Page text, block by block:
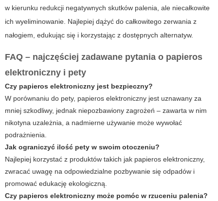
w kierunku redukcji negatywnych skutków palenia, ale niecałkowite
ich wyeliminowanie. Najlepiej dążyć do całkowitego zerwania z
nałogiem, edukując się i korzystając z dostępnych alternatyw.
FAQ – najczęściej zadawane pytania o papieros
elektroniczny i pety
Czy papieros elektroniczny jest bezpieczny?
W porównaniu do pety, papieros elektroniczny jest uznawany za
mniej szkodliwy, jednak niepozbawiony zagrożeń – zawarta w nim
nikotyna uzależnia, a nadmierne używanie może wywołać
podrażnienia.
Jak ograniczyć ilość pety w swoim otoczeniu?
Najlepiej korzystać z produktów takich jak papieros elektroniczny,
zwracać uwagę na odpowiedzialne pozbywanie się odpadów i
promować edukację ekologiczną.
Czy papieros elektroniczny może pomóc w rzuceniu palenia?